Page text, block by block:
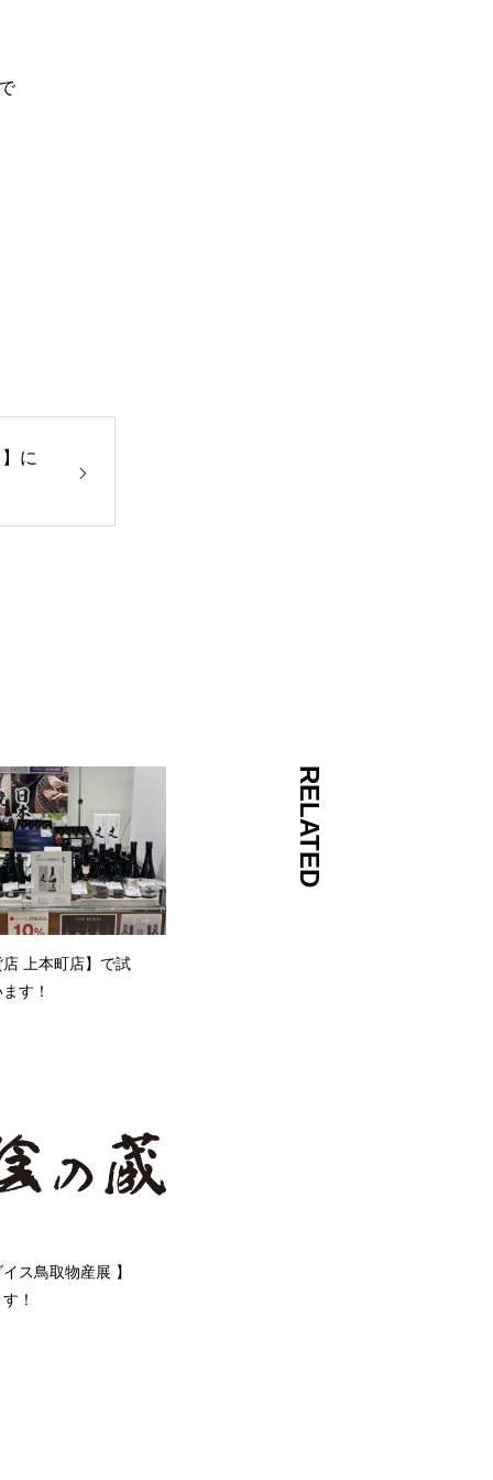
に
RELATED
上本町店】で試
す！
ス鳥取物産展 】
！